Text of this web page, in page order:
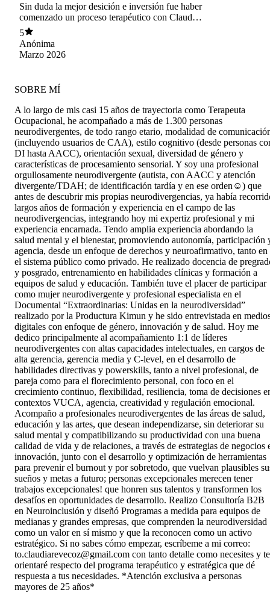
Sin duda la mejor desición e inversión fue haber
comenzado un proceso terapéutico con Claudia.
Me cambió la vida :)
5
Anónima
Marzo 2026
SOBRE MÍ
A lo largo de mis casi 15 años de trayectoria como Terapeuta
Ocupacional, he acompañado a más de 1.300 personas
neurodivergentes, de todo rango etario, modalidad de
(incluyendo usuarios de CAA), estilo cognitivo (desde personas
DI hasta AACC), orientación sexual, diversidad de género y
características de procesamiento sensorial. Y soy una profesional
orgullosamente neurodivergente (autista, con AACC y atención
divergente/TDAH; de identificación tardía y en ese orden☺️) que
antes de descubrir mis propias neurodivergencias, ya había
largos años de formación y experiencia en el campo de las
neurodivergencias, integrando hoy mi expertiz profesional y mi
experiencia encarnada. Tendo amplia experiencia abordando la
salud mental y el bienestar, promoviendo autonomía, participación
agencia, desde un enfoque de derechos y neuroafirmativo, tanto en
el sistema público como privado. He realizado docencia de
y posgrado, entrenamiento en habilidades clínicas y formación a
equipos de salud y educación. También tuve el placer de participar
como mujer neurodivergente y profesional especialista en el
Documental “Extraordinarias: Unidas en la neurodiversidad”
realizado por la Productura Kimun y he sido entrevistada en
digitales con enfoque de género, innovación y de salud. Hoy me
dedico principalmente al acompañamiento 1:1 de líderes
neurodivergentes con altas capacidades intelectuales, en cargos de
alta gerencia, gerencia media y C-level, en el desarrollo de
habilidades directivas y powerskills, tanto a nivel profesional, de
pareja como para el florecimiento personal, con foco en el
crecimiento continuo, flexibilidad, resiliencia, toma de decisiones
contextos VUCA, agencia, creatividad y regulación emocional.
Acompaño a profesionales neurodivergentes de las áreas de salud,
educación y las artes, que desean independizarse, sin deteriorar su
salud mental y compatibilizando su productividad con una buena
calidad de vida y de relaciones, a través de estrategias de negocios
innovación, junto con el desarrollo y optimización de herramientas
para prevenir el burnout y por sobretodo, que vuelvan plausibles
sueños y metas a futuro; personas excepcionales merecen tener
trabajos excepcionales! que honren sus talentos y transformen los
desafíos en oportunidades de desarrollo. Realizo Consultoría B2B
en Neuroinclusión y diseñó Programas a medida para equipos de
medianas y grandes empresas, que comprenden la neurodiversidad
como un valor en sí mismo y que la reconocen como un activo
estratégico. Si no sabes cómo empezar, escríbeme a mi correo:
to.claudiarevecoz@gmail.com con tanto detalle como necesites y te
orientaré respecto del programa terapéutico y estratégica que dé
respuesta a tus necesidades. *Atención exclusiva a personas
mayores de 25 años*